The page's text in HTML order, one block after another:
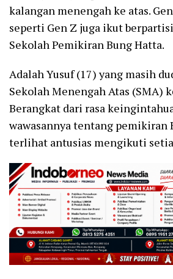
kalangan menengah ke atas.
seperti Gen Z juga ikut
Sekolah Pemikiran Bung Hatta.
Adalah Yusuf (17) yang masih
Sekolah Menengah Atas (SMA)
Berangkat dari rasa
wawasannya tentang pemikiran
terlihat antusias mengikuti